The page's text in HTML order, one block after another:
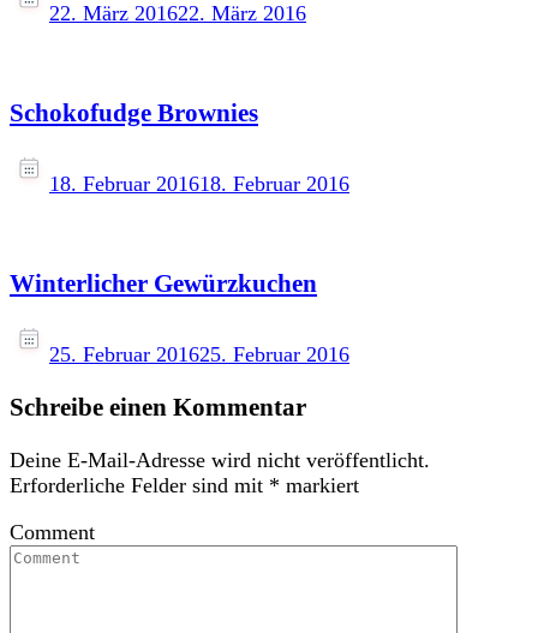
22. März 201622. März 2016
Schokofudge Brownies
18. Februar 201618. Februar 2016
Winterlicher Gewürzkuchen
25. Februar 201625. Februar 2016
Schreibe einen Kommentar
Deine E-Mail-Adresse wird nicht veröffentlicht.
Erforderliche Felder sind mit * markiert
Comment